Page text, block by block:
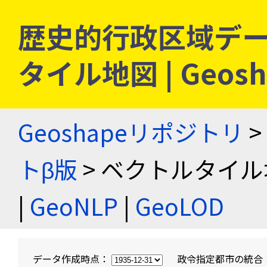
歴史的行政区域デ
タイル地図 |
Geoshapeリポジトリ >
トβ版 > ベクトルタイ
| GeoNLP | GeoLOD
データ作成時点： 政令指定都市の統